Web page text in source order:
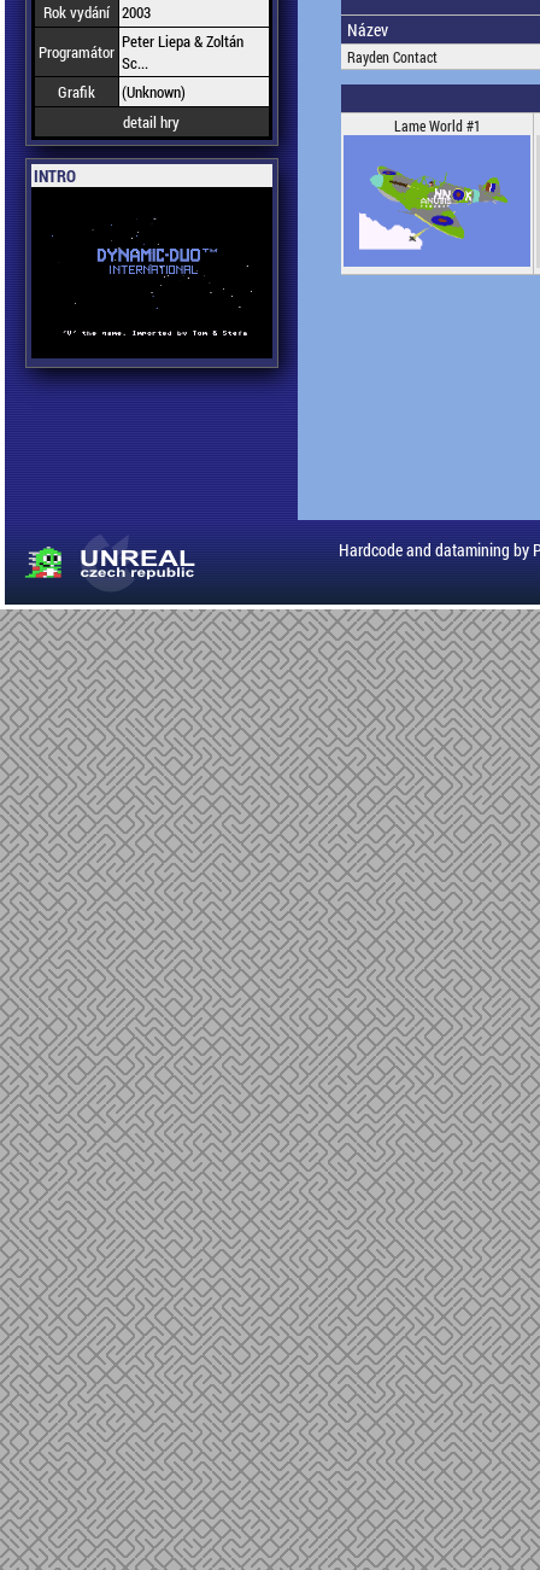
Rok vydání 2003
Programátor Peter Liepa & Zoltán
Sc...
Grafik
(Unknown)
detail hry
INTRO
Název
Rayden Contact
Lame World #1
Hardcode and datamining by